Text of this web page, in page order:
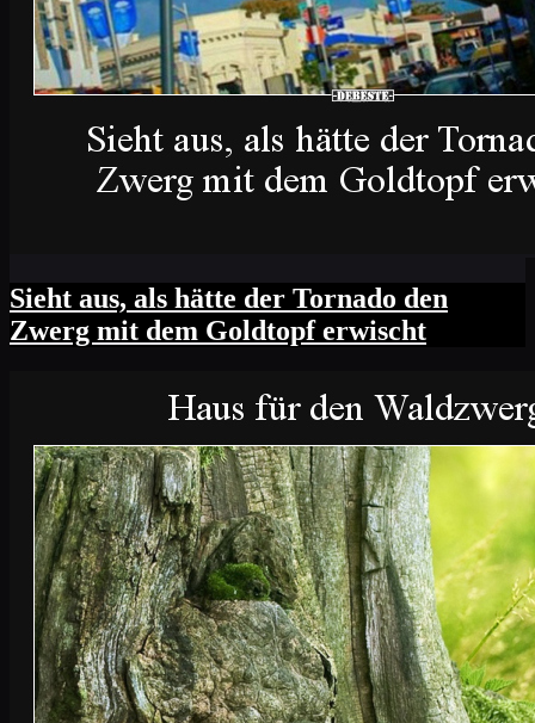
Sieht aus, als hätte der Tornado den
Zwerg mit dem Goldtopf erwischt